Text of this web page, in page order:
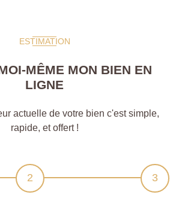
ESTIMATION
MÊME MON BIEN EN
LIGNE
actuelle de votre bien c'est simple,
rapide, et offert !